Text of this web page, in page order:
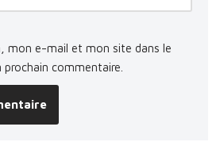
mon e-mail et mon site dans le
commentaire.